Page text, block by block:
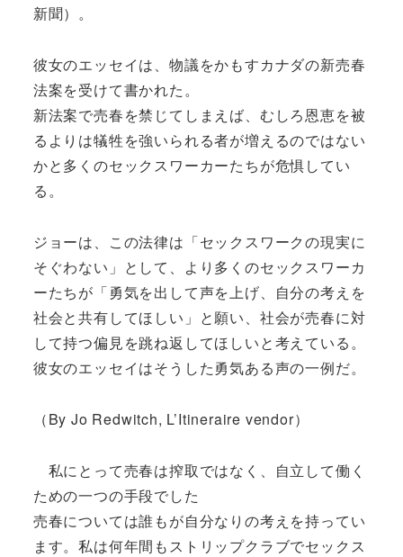
新聞）。
彼女のエッセイは、物議をかもすカナダの新売春
法案を受けて書かれた。
新法案で売春を禁じてしまえば、むしろ恩恵を被
るよりは犠牲を強いられる者が増えるのではない
かと多くのセックスワーカーたちが危惧してい
る。
ジョーは、この法律は「セックスワークの現実に
そぐわない」として、より多くのセックスワーカ
ーたちが「勇気を出して声を上げ、自分の考えを
社会と共有してほしい」と願い、社会が売春に対
して持つ偏見を跳ね返してほしいと考えている。
彼女のエッセイはそうした勇気ある声の一例だ。
（By Jo Redwitch, L’Itineraire vendor）
私にとって売春は搾取ではなく、自立して働く
ための一つの手段でした
売春については誰もが自分なりの考えを持ってい
ます。私は何年間もストリップクラブでセックス